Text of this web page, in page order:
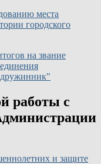
места
городского
на звание
дружинник"
работы с
и защите